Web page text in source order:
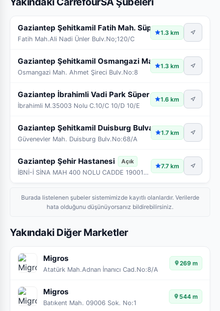
Gaziantep Şehitkamil Fatih Mah. Süper Açık
Fatih Mah.Ali Nadi Ünler Bulv.No;120/C
1.3 km
Gaziantep Şehitkamil Osmangazi Mah. Süpe
Osmangazi Mah. Ahmet Şireci Bulv.No:8
1.3 km
Gaziantep İbrahimli Vadi Park Süper Açık
İbrahimli M.35003 Nolu C.10/C 10/D 10/E
1.6 km
Gaziantep Şehitkamil Duisburg Bulvarı S Açık
Güvenevler Mah. Duisburg Bulv.No:68/A
1.7 km
Gaziantep Şehir Hastanesi Açık
İBNİ-İ SİNA MAH 400 NOLU CADDE 190011 SOKAK ,NO:2 27470
7.7 km
Burada listelenen şubeler sistemimizde kayıtlı olanlardır. Verilerde
hata olduğunu düşünüyorsanız bildirebilirsiniz.
Yakındaki Diğer Marketler
Migros
Atatürk Mah.Adnan İnanıcı Cad.No:8/A
269 m
Migros
Batıkent Mah. 09006 Sok. No:1
544 m